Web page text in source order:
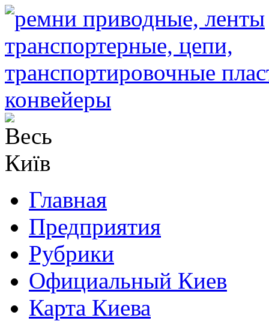
Главная
Предприятия
Рубрики
Официальный Киев
Карта Киева